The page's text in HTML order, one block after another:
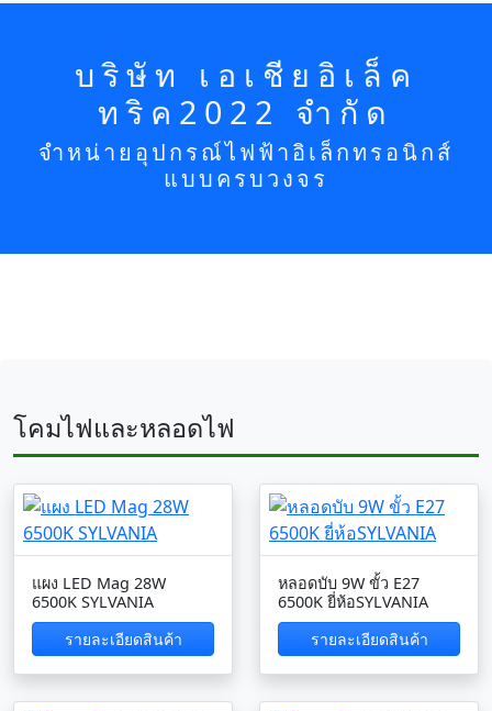
บริษัท เอเชียอิเล็ค
ทริค2022 จำกัด
จำหน่ายอุปกรณ์ไฟฟ้าอิเล็กทรอนิกส์
แบบครบวงจร
โคมไฟและหลอดไฟ
แผง LED Mag 28W
6500K SYLVANIA
รายละเอียดสินค้า
หลอดบับ 9W ขั้ว E27
6500K ยี่ห้อSYLVANIA
รายละเอียดสินค้า